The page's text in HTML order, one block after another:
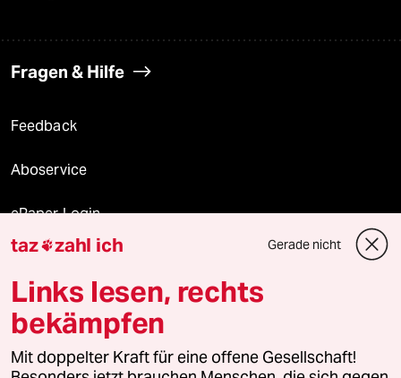
Fragen & Hilfe
Feedback
Aboservice
ePaper Login
Downloads für Abonnierende
© 2026 taz Verlags und Vertriebs GmbH
Alle Rechte vorbehalten. Bei rechtlichen Fragen oder für Genehmigungen
wenden Sie sich bitte an
lizenzen@taz.de
taz zahl ich Gerade nicht
Links lesen, rechts
bekämpfen
Mit doppelter Kraft für eine offene Gesellschaft!